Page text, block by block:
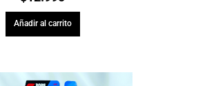
Añadir al carrito